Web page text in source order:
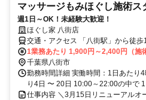
マッサージもみほぐし施術ス
週1日～OK！未経験大歓迎！
ほぐし家 八街店
交通・アクセス 「八街駅」から徒歩
1業務あたり 1,900円～2,400円（施
千葉県八街市
勤務時間詳細 実働時間：1日あたり
り4日 〜 20日 10:00～22:00の中で
仕事内容 ＼3月15日リニューアルオ